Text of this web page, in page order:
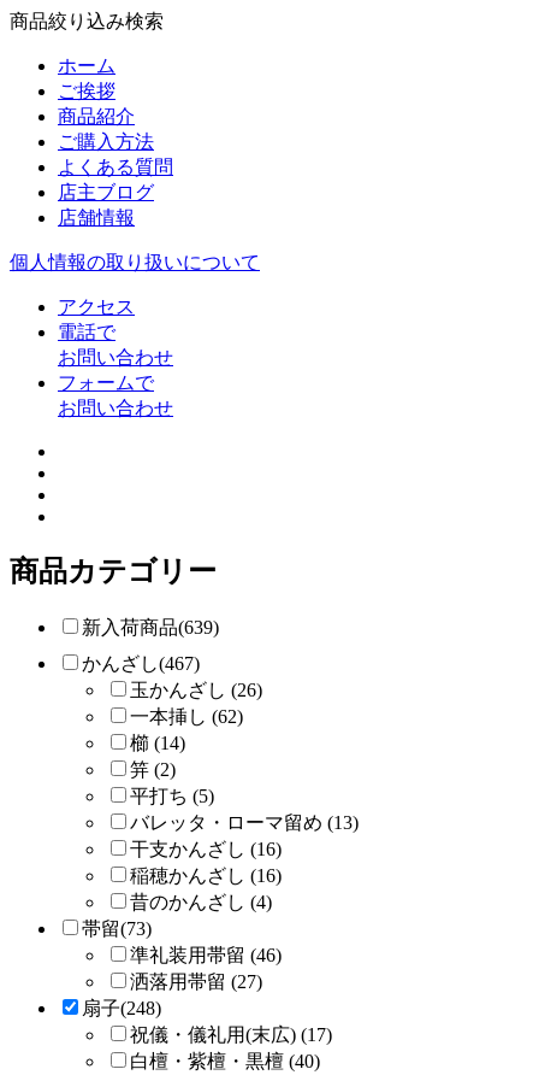
商品絞り込み検索
ホーム
ご挨拶
商品紹介
ご購入方法
よくある質問
店主ブログ
店舗情報
個人情報の取り扱いについて
アクセス
電話で
お問い合わせ
フォームで
お問い合わせ
商品カテゴリー
新入荷商品(639)
かんざし(467)
玉かんざし (26)
一本挿し (62)
櫛 (14)
笄 (2)
平打ち (5)
バレッタ・ローマ留め (13)
干支かんざし (16)
稲穂かんざし (16)
昔のかんざし (4)
帯留(73)
準礼装用帯留 (46)
洒落用帯留 (27)
扇子(248)
祝儀・儀礼用(末広) (17)
白檀・紫檀・黒檀 (40)